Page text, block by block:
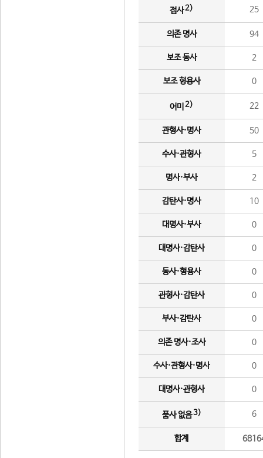
접사2) 25
의존 명사 94
보조 동사 2
보조 형용사 0
어미 2) 22
관형사·명사 50
수사·관형사 5
명사·부사 2
감탄사·명사 10
대명사·부사 0
대명사·감탄사 0
동사·형용사 0
관형사·감탄사 0
부사·감탄사 0
의존 명사·조사 0
수사·관형사·명사 0
대명사·관형사 0
품사 없음3) 6
합계